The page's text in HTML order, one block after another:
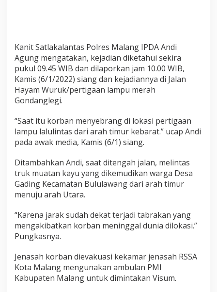
Kanit Satlakalantas Polres Malang IPDA Andi
Agung mengatakan, kejadian diketahui sekira
pukul 09.45 WIB dan dilaporkan jam 10.00 WIB,
Kamis (6/1/2022) siang dan kejadiannya di Jalan
Hayam Wuruk/pertigaan lampu merah
Gondanglegi.
“Saat itu korban menyebrang di lokasi pertigaan
lampu lalulintas dari arah timur kebarat.” ucap Andi
pada awak media, Kamis (6/1) siang.
Ditambahkan Andi, saat ditengah jalan, melintas
truk muatan kayu yang dikemudikan warga Desa
Gading Kecamatan Bululawang dari arah timur
menuju arah Utara.
“Karena jarak sudah dekat terjadi tabrakan yang
mengakibatkan korban meninggal dunia dilokasi.”
Pungkasnya.
Jenasah korban dievakuasi kekamar jenasah RSSA
Kota Malang mengunakan ambulan PMI
Kabupaten Malang untuk dimintakan Visum.